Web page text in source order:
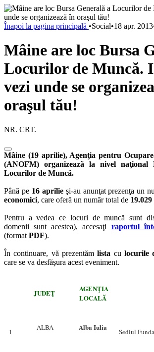
Înapoi la pagina principală •Social•18 apr. 2013
Mâine are loc Bursa
Locurilor de Muncă.
vezi unde se
oraşul tău!
NR. CRT.
Mâine (19 aprilie), Agenţia pentru
(ANOFM) organizează la nivel naţional
Locurilor de Muncă.
Până pe 16 aprilieşi-au anunţat prezenţa un
economici, care oferă un număr total de
Pentru a vedea ce locuri de muncă sunt
domenii sunt acestea), accesaţi raportul
(format PDF).
În continuare, vă prezentămlista cu locurile
care se va desfăşura acest eveniment.
JUDEŢ
AGENŢIA
LOCALĂ
1 ALBA Alba Iulia Sediul